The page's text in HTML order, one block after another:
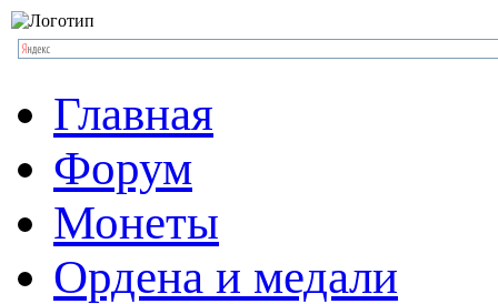
Главная
Форум
Монеты
Ордена и медали